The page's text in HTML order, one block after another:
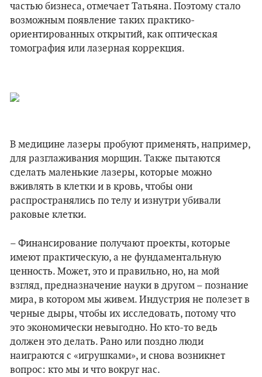
частью бизнеса, отмечает Татьяна. Поэтому стало
возможным появление таких практико-
ориентированных открытий, как оптическая
томография или лазерная коррекция.
В медицине лазеры пробуют применять, например,
для разглаживания морщин. Также пытаются
сделать маленькие лазеры, которые можно
вживлять в клетки и в кровь, чтобы они
распространялись по телу и изнутри убивали
раковые клетки.
– Финансирование получают проекты, которые
имеют практическую, а не фундаментальную
ценность. Может, это и правильно, но, на мой
взгляд, предназначение науки в другом – познание
мира, в котором мы живем. Индустрия не полезет в
черные дыры, чтобы их исследовать, потому что
это экономически невыгодно. Но кто-то ведь
должен это делать. Рано или поздно люди
наиграются с «игрушками», и снова возникнет
вопрос: кто мы и что вокруг нас.